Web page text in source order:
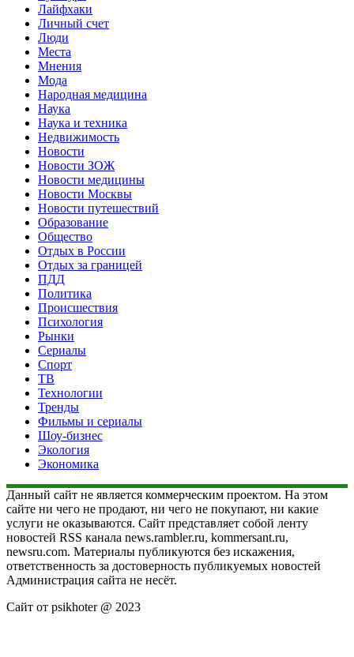
Лайфхаки
Личный счет
Люди
Места
Мнения
Мода
Народная медицина
Наука
Наука и техника
Недвижимость
Новости
Новости ЗОЖ
Новости медицины
Новости Москвы
Новости путешествий
Образование
Общество
Отдых в России
Отдых за границей
ПДД
Политика
Происшествия
Психология
Рынки
Сериалы
Спорт
ТВ
Технологии
Тренды
Фильмы и сериалы
Шоу-бизнес
Экология
Экономика
Данный сайт не является коммерческим проектом. На этом
сайте ни чего не продают, ни чего не покупают, ни какие
услуги не оказываются. Сайт представляет собой ленту
новостей RSS канала news.rambler.ru, kommersant.ru,
newsru.com. Материалы публикуются без искажения,
ответственность за достоверность публикуемых новостей
Администрация сайта не несёт.
Сайт от psikhoter @ 2023